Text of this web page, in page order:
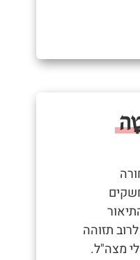
תזוהה
מצה"ל.